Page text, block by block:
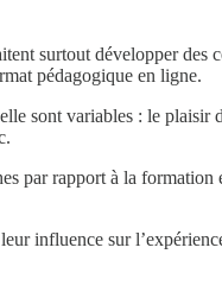
surtout développer
pédagogique en ligne.
sont variables : le
par rapport à la
influence sur